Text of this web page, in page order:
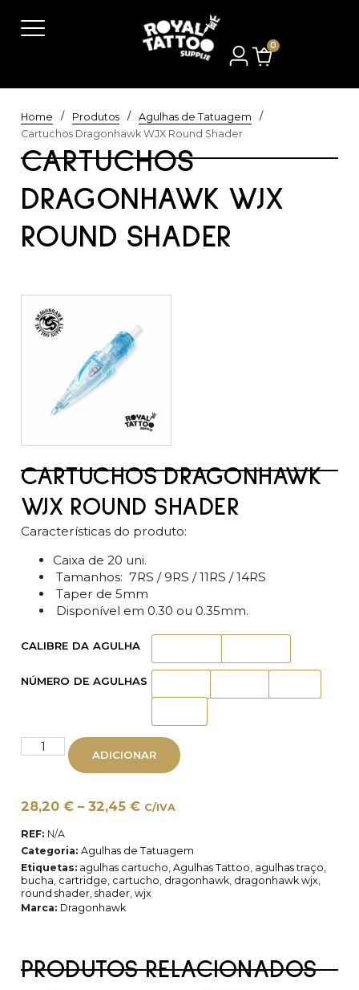
0
Home / Produtos / Agulhas de Tatuagem
/
Cartuchos Dragonhawk WJX Round Shader
CARTUCHOS
DRAGONHAWK WJX
ROUND SHADER
CARTUCHOS DRAGONHAWK
WJX ROUND SHADER
Características do produto:
Caixa de 20 uni.
Tamanhos: 7RS / 9RS / 11RS / 14RS
Taper de 5mm
Disponível em 0.30 ou 0.35mm.
CALIBRE DA AGULHA
NÚMERO DE AGULHAS
ADICIONAR
28,20 € – 32,45 € C/IVA
REF: N/A
Categoria: Agulhas de Tatuagem
Etiquetas: agulhas cartucho Agulhas Tattoo agulhas traço
bucha cartridge cartucho dragonhawk, dragonhawk wjx
round shader, shader, wjx
Marca: Dragonhawk
PRODUTOS RELACIONADOS